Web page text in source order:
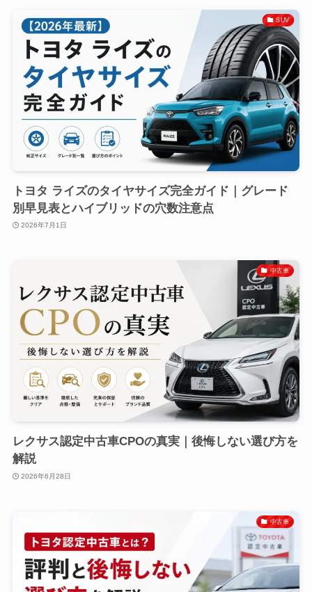
SUV
トヨタ ライズのタイヤサイズ完全ガイド｜グレード
別早見表とハイブリッドの穴数注意点
2026年7月1日
中古車
レクサス認定中古車CPOの真実｜後悔しない選び方を
解説
2026年6月28日
中古車